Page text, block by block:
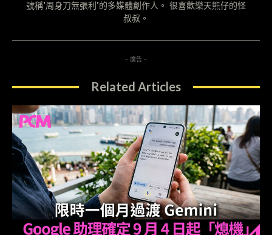
號稱"周身刀無張利"的多媒體創作人。 很喜歡樂天熊仔的怪
叔叔。
- 廣告 -
Related Articles